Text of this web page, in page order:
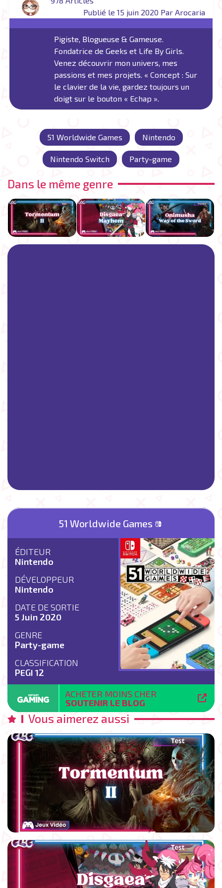
Publié le 15 juin 2020 Par Arocaria
Pigiste, Blogueuse & Gameuse.
Fondatrice de Geeks et Life By Girls.
Venez découvrir mon univers, mes
passions et mes projets. « Concept : Sur
le clavier de la vie, gardez toujours un
doigt sur le bouton « Echap ».
51 Worldwide Games Nintendo
Nintendo Switch Party-game
Dans le même genre
51 Worldwide Games
ÉDITEUR
Nintendo
DÉVELOPPEUR
Nintendo
DATE DE SORTIE
5 Juin 2020
GENRE
Party-game
CLASSIFICATION
PEGI 12
ACHETER MOINS CHER
SOUTENIR LE BLOG
Vous aimerez aussi